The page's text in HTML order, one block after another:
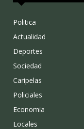
Politica
Actualidad
Deportes
Sociedad
Caripelas
Policiales
Economia
Locales